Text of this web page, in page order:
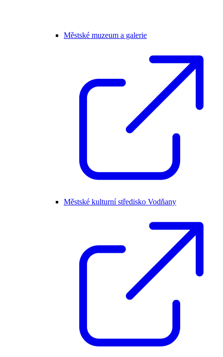
Městské muzeum a galerie
Městské kulturní středisko Vodňany